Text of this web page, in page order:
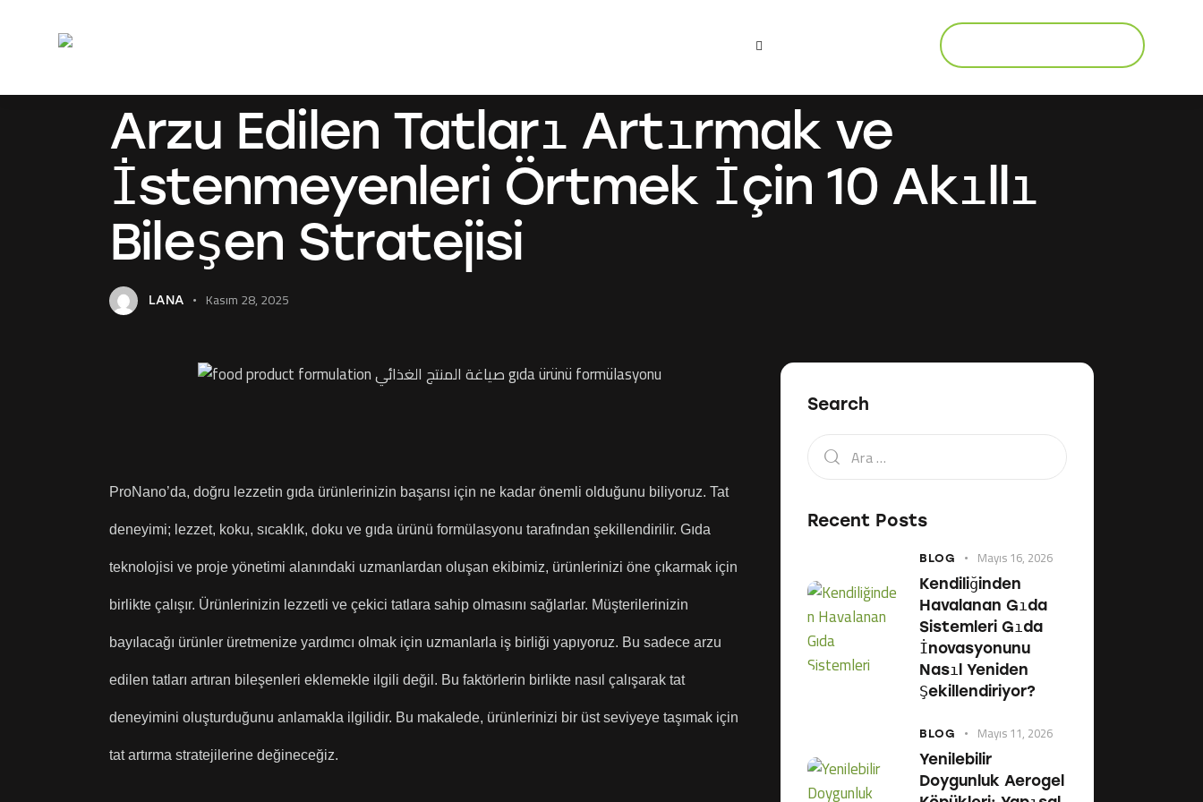
Arzu Edilen Tatları Artırmak ve
İstenmeyenleri Örtmek İçin 10 Akıllı
Bileşen Stratejisi
LANA Kasım 28, 2025
ProNano’da, doğru lezzetin gıda ürünlerinizin başarısı için ne kadar önemli olduğunu biliyoruz. Tat
deneyimi; lezzet, koku, sıcaklık, doku ve gıda ürünü formülasyonu tarafından şekillendirilir. Gıda
teknolojisi ve proje yönetimi alanındaki uzmanlardan oluşan ekibimiz, ürünlerinizi öne çıkarmak için
birlikte çalışır. Ürünlerinizin lezzetli ve çekici tatlara sahip olmasını sağlarlar. Müşterilerinizin
bayılacağı ürünler üretmenize yardımcı olmak için uzmanlarla iş birliği yapıyoruz. Bu sadece arzu
edilen tatları artıran bileşenleri eklemekle ilgili değil. Bu faktörlerin birlikte nasıl çalışarak tat
deneyimini oluşturduğunu anlamakla ilgilidir. Bu makalede, ürünlerinizi bir üst seviyeye taşımak için
tat artırma stratejilerine değineceğiz.
Search
Recent Posts
BLOG Mayıs 16, 2026
Kendiliğinden
Havalanan Gıda
Sistemleri Gıda
İnovasyonunu
Nasıl Yeniden
Şekillendiriyor?
BLOG Mayıs 11, 2026
Yenilebilir
Doygunluk Aerogel